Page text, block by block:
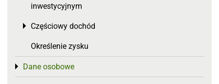
inwestycyjnym
Częściowy dochód
Toggle menu
Określenie zysku
Dane osobowe
Toggle menu